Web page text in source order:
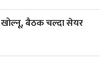
खोल्नू, बैठक चल्दा सेयर